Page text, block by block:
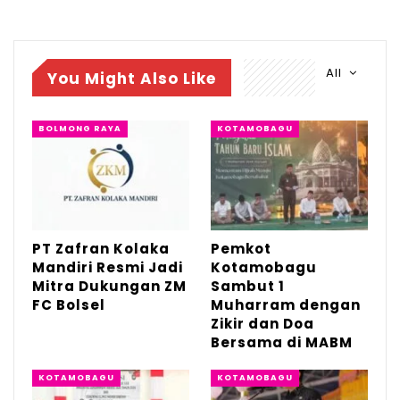
RELATED POSTS
PT Zafran Kolaka Mandiri Resmi Jadi Mitra
Agu 4, 2026
Pemkot Kotamobagu Sambut 1 Muharram
dengan Zikir…
IGA 2026, Sekda Kotamobagu Ajak OPD
Lahirkan…
Jun 30, 2026
kendaraan akan berdampak langsung
All
You Might Also Like
BOLMONG RAYA
PT Zafran Kolaka
Mandiri Resmi Jadi
Mitra Dukungan ZM
FC Bolsel
KOTAMOBAGU
Pemkot
Kotamobagu
Sambut 1
Muharram dengan
Zikir dan Doa
Bersama di MABM
KOTAMOBAGU KOTAMOBAGU